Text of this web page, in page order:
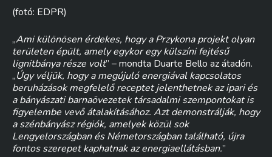
(fotó: EDPR)
„Ami különösen érdekes, hogy a Przykona projekt olyan
területen épült, amely egykor egy külszíni fejtésű
lignitbánya része volt” – mondta Duarte Bello az átadón.
„Úgy véljük, hogy a megújuló energiával kapcsolatos
beruházások megfelelő receptet jelenthetnek az ipari és
a bányászati barnaövezetek társadalmi szempontokat is
figyelembe vevő átalakításához. Azt demonstrálják, hogy
a szénbányász régiók, amelyek közül sok
Lengyelországban és Németországban található, újra
fontos szerepet kaphatnak az energiaellátásban.”